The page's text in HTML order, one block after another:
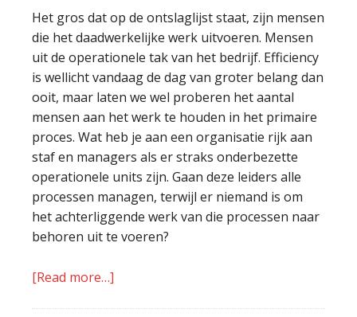
Het gros dat op de ontslaglijst staat, zijn mensen
die het daadwerkelijke werk uitvoeren. Mensen
uit de operationele tak van het bedrijf. Efficiency
is wellicht vandaag de dag van groter belang dan
ooit, maar laten we wel proberen het aantal
mensen aan het werk te houden in het primaire
proces. Wat heb je aan een organisatie rijk aan
staf en managers als er straks onderbezette
operationele units zijn. Gaan deze leiders alle
processen managen, terwijl er niemand is om
het achterliggende werk van die processen naar
behoren uit te voeren?
[Read more…]